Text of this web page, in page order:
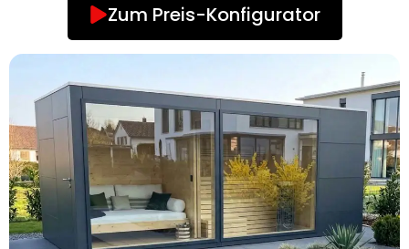
Zum Preis-Konfigurator